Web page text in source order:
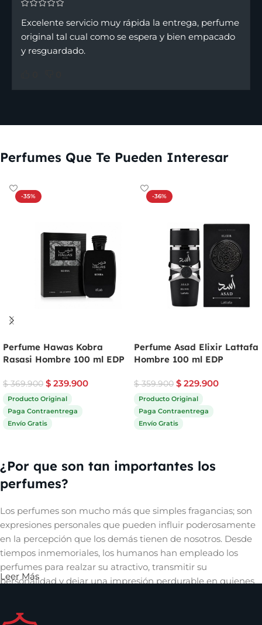
Excelente servicio muy rápida la entrega, perfume
original tal cual como se espera y bien empacado
y resguardado.
Perfumes Que Te Pueden Interesar
-35%
Perfume Hawas Kobra
Rasasi Hombre 100 ml EDP
$369.900 $ 239.900
Producto Original
Paga Contraentrega
Envío Gratis
-36%
Perfume Asad Elixir Lattafa
Hombre 100 ml EDP
$359.900 $ 229.900
Producto Original
Paga Contraentrega
Envío Gratis
¿Por que son tan importantes los
perfumes?
Los perfumes son mucho más que simples fragancias; son
expresiones personales que pueden influir poderosamente
en la percepción que los demás tienen de nosotros. Desde
tiempos inmemoriales, los humanos han empleado los
perfumes para realzar su atractivo, transmitir su
personalidad y dejar una impresión perdurable en quienes
Leer Más